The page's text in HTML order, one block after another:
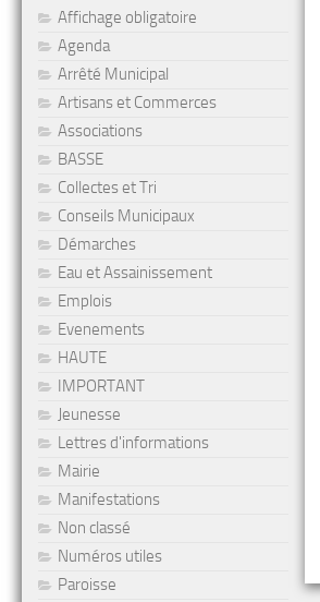
Affichage obligatoire
Agenda
Arrêté Municipal
Artisans et Commerces
Associations
BASSE
Collectes et Tri
Conseils Municipaux
Démarches
Eau et Assainissement
Emplois
Evenements
HAUTE
IMPORTANT
Jeunesse
Lettres d'informations
Mairie
Manifestations
Non classé
Numéros utiles
Paroisse